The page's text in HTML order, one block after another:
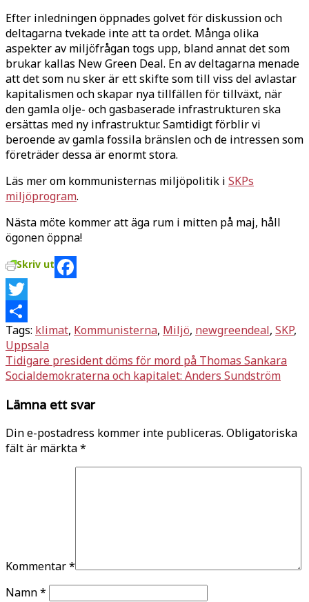
Efter inledningen öppnades golvet för diskussion och
deltagarna tvekade inte att ta ordet. Många olika
aspekter av miljöfrågan togs upp, bland annat det som
brukar kallas New Green Deal. En av deltagarna menade
att det som nu sker är ett skifte som till viss del avlastar
kapitalismen och skapar nya tillfällen för tillväxt, när
den gamla olje- och gasbaserade infrastrukturen ska
ersättas med ny infrastruktur. Samtidigt förblir vi
beroende av gamla fossila bränslen och de intressen som
företräder dessa är enormt stora.
Läs mer om kommunisternas miljöpolitik i SKPs
miljöprogram.
Nästa möte kommer att äga rum i mitten på maj, håll
ögonen öppna!
Skriv ut
Facebook
Twitter
Dela
Tags: klimat, Kommunisterna, Miljö, newgreendeal, SKP,
Uppsala
Inläggsnavigering
Tidigare president döms för mord på Thomas Sankara
Socialdemokraterna och kapitalet: Anders Sundström
Lämna ett svar
Din e-postadress kommer inte publiceras. Obligatoriska
fält är märkta*
Kommentar*
Namn*